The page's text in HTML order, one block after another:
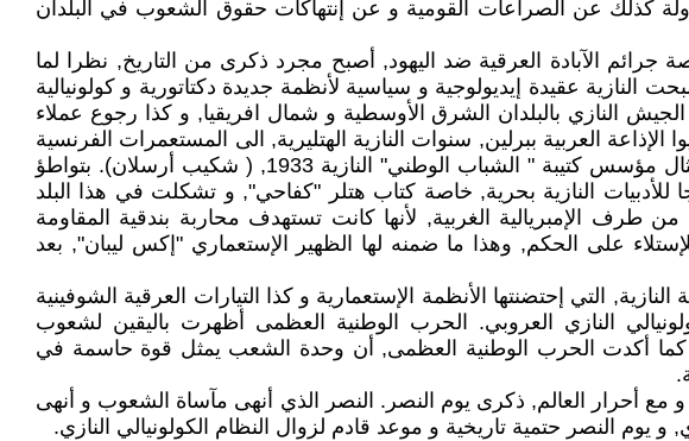
كذلك عن الصراعات القومية و عن إنتهاكات حقوق الشعوب في البلدان
جرائم الآبادة العرقية ضد اليهود, أصبح مجرد ذكرى من التاريخ, نظرا لما
عقيدة إيديولوجية و سياسية لأنظمة جديدة دكتاتورية و كولونيالية
النازي بالبلدان الشرق الأوسطية و شمال افريقيا, و كذا رجوع عملاء
العربية ببرلين, سنوات النازية الهتليرية, الى المستعمرات الفرنسية
في الشمال الإفريقي و خاصة نحو مورك, مع زيارات بعض عملاء هتلر الى مورك خاصة الى تطاوين, أمثال مؤسس كتيبة " الشباب الوطني" النازية 1933, ( شكيب أرسلان). بتواطؤ
للأدبيات النازية بحرية, خاصة كتاب هتلر "كفاحي", و تشكلت في هذا البلد
طرف الإمبريالية الغربية, لأنها كانت تستهدف محاربة بندقية المقاومة
على الحكم, وهذا ما ضمنه لها الظهير الإستعماري "إكس ليبان", بعد
النازية, التي إحتضنتها الأنظمة الإستعمارية و كذا التيارات العرقية الشوفينية
النازي العروبي. الحرب الوطنية العظمى أظهرت باليقين لشعوب
كما أكدت الحرب الوطنية العظمى, أن وحدة الشعب يمثل قوة حاسمة في
أحرار العالم, ذكرى يوم النصر. النصر الذي أنهى مآساة الشعوب و أنهى
و يوم النصر حتمية تاريخية و موعد قادم لزوال النظام الكولونيالي النازي.